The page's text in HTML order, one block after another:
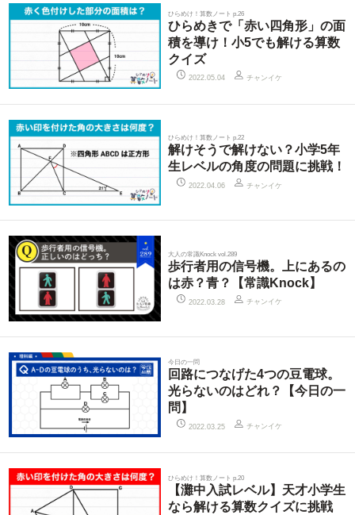
ひらめけ！算数ノート p.26
ひらめきで「赤い四角形」の面
積を導け！小5でも解ける算数
クイズ
2022.05.04 チャンイケ
ひらめけ！算数ノート p.22
解けそうで解けない？小学5年
生レベルの角度の問題に挑戦！
2022.04.06 チャンイケ
大人の常識Knock vol.289
歩行者用の信号機。上にあるの
は赤？青？【常識Knock】
2022.03.28 チャンイケ
今日の一問
回路につなげた4つの豆電球。
光らないのはどれ？【今日の一
問】
2022.03.25 チャンイケ
ひらめけ！算数ノート p.20
【灘中入試レベル】天才小学生
なら解ける算数クイズに挑戦